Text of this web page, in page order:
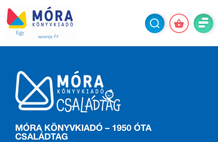
MÓRA KÖNYVKIADÓ – 1950 ÓTA
CSALÁDTAG